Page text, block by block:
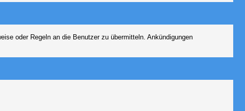
oder Regeln an die Benutzer zu übermitteln. Ankündigungen